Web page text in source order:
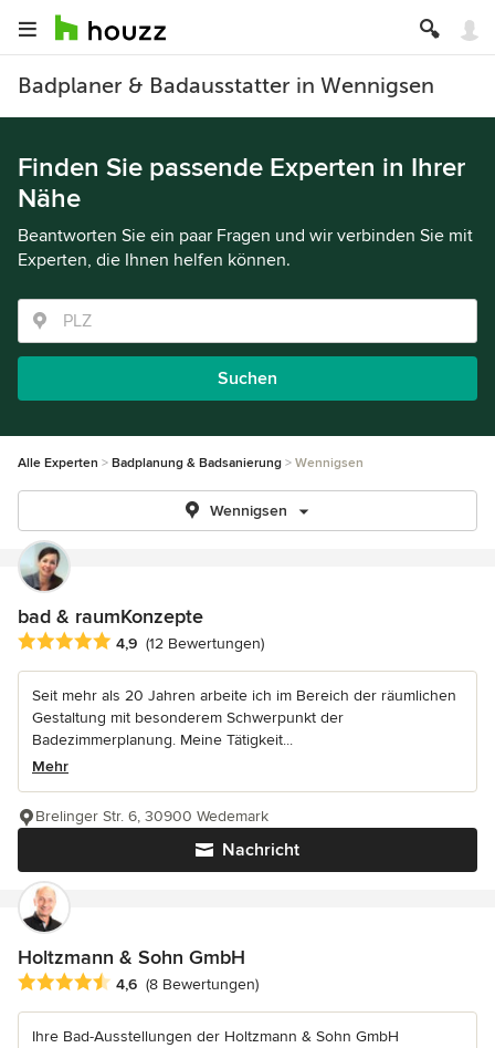
Badplaner & Badausstatter in Wennigsen
Finden Sie passende Experten in Ihrer
Nähe
Beantworten Sie ein paar Fragen und wir verbinden Sie mit
Experten, die Ihnen helfen können.
Suchen
Alle Experten Badplanung & Badsanierung Wennigsen
Wennigsen
bad & raumKonzepte
Durchschnittliche Bewertung: 4.9 von 5 Sternen
4,9 (12 Bewertungen)
Seit mehr als 20 Jahren arbeite ich im Bereich der räumlichen
Gestaltung mit besonderem Schwerpunkt der
Badezimmerplanung. Meine Tätigkeit...
Mehr
Nachricht
Brelinger Str. 6, 30900 Wedemark
Holtzmann & Sohn GmbH
Durchschnittliche Bewertung: 4.6 von 5 Sternen
4,6 (8 Bewertungen)
Ihre Bad-Ausstellungen der Holtzmann & Sohn GmbH